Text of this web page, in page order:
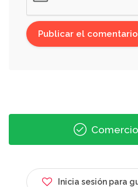
Inicia sesión para